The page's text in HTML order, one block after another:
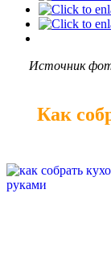
Источник
Как